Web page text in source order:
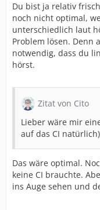
Du bist ja relativ
noch nicht optimal,
unterschiedlich laut
Problem lösen. Denn
notwendig, dass du
hörst.
Zitat von Cito
Lieber wäre mir
auf das CI
Das wäre optimal.
keine CI brauchte.
ins Auge sehen und